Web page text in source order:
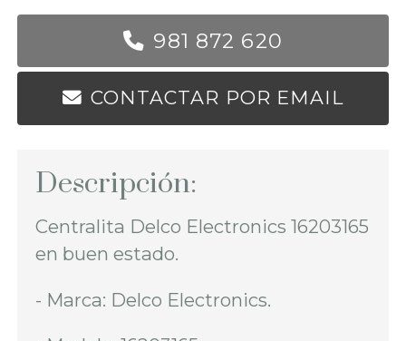
981 872 620
CONTACTAR POR EMAIL
Descripción:
Centralita Delco Electronics 16203165
en buen estado.
- Marca: Delco Electronics.